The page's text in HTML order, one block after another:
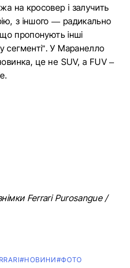
на кросовер і залучить
з іншого — радикально
що пропонують інші
сегменті”. У Маранелло
це не SUV, а FUV –
Ferrari Purosangue /
#НОВИНИ#ФОТО